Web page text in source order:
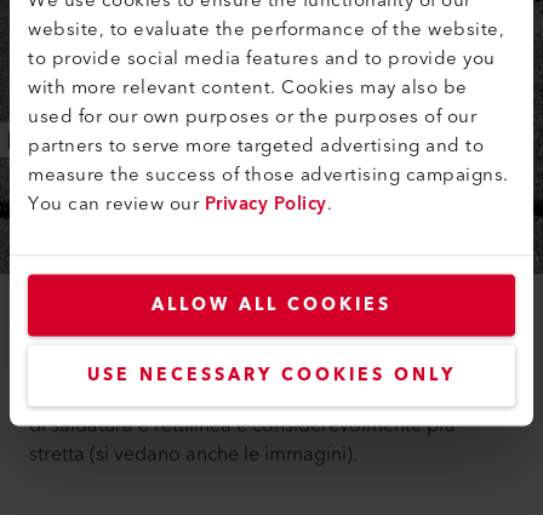
website, to evaluate the performance of the website,
to provide social media features and to provide you
with more relevant content. Cookies may also be
used for our own purposes or the purposes of our
partners to serve more targeted advertising and to
measure the success of those advertising campaigns.
You can review ourPrivacy Policy.
ALLOW ALL COOKIES
USE NECESSARY COOKIES ONLY
La saldatura senza fiamma con l’aria calda fornisce
risultati di saldatura assolutamente migliori rispetto a
di saldatura è rettilinea e considerevolmente più
stretta (si vedano anche le immagini).